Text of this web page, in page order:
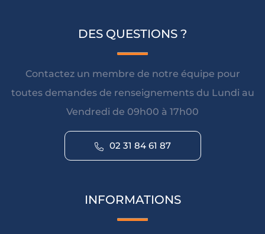
DES QUESTIONS ?
Contactez un membre de notre équipe pour
toutes demandes de renseignements du Lundi au
Vendredi de 09h00 à 17h00
02 31 84 61 87
INFORMATIONS